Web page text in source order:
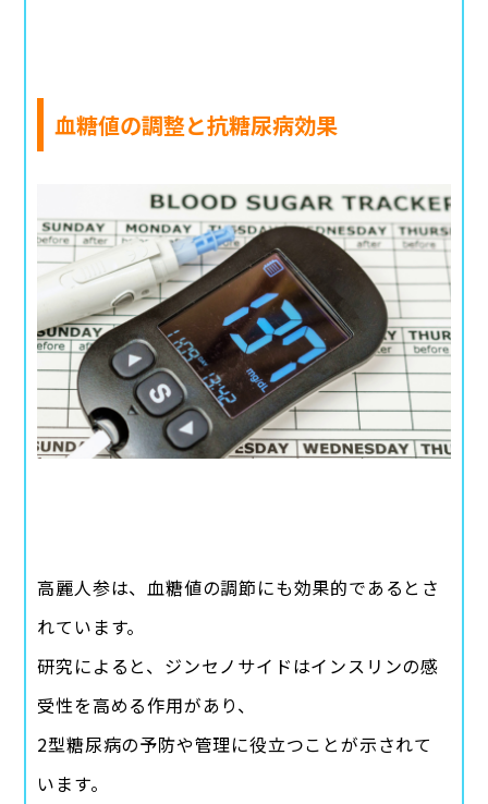
血糖値の調整と抗糖尿病効果
高麗人参は、血糖値の調節にも効果的であるとさ
れています。
研究によると、ジンセノサイドはインスリンの感
受性を高める作用があり、
2型糖尿病の予防や管理に役立つことが示されて
います。